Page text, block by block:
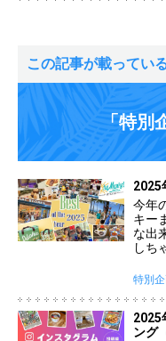
この記事が載ってい
「特別
2025
今年
キー
な出
しち
特別
2025
ング